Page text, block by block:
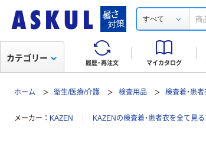
すべて
履歴・再注文 マイカタログ
カテゴリー
ホーム 衛生/医療/介護 検査用品 検査着・患者
メーカー KAZEN KAZENの検査着・患者衣を全て見る